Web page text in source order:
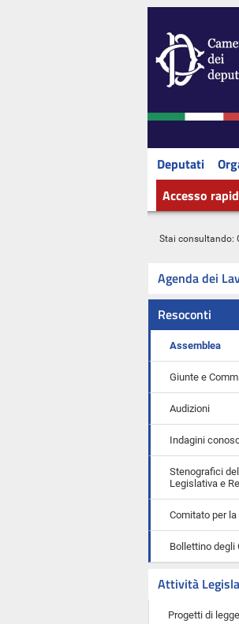
Deputati
Accesso
Stai consultando:
Agenda dei
Resoconti
Assemblea
Giunte e
Audizioni
Indagini
Stenografici
Legislativa e
Comitato per
Bollettino degli
Attività
Progetti di legge